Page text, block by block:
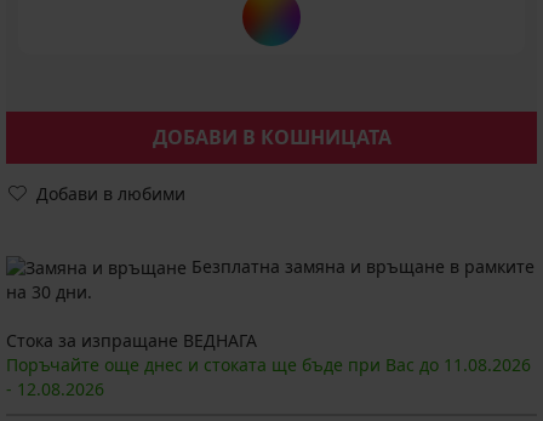
ДОБАВИ В КОШНИЦАТА
Добави в любими
Безплатна замяна и връщане в рамките
на 30 дни.
Стока за изпращане ВЕДНАГА
Поръчайте още днес и стоката ще бъде при Вас до 11.08.2026
- 12.08.2026